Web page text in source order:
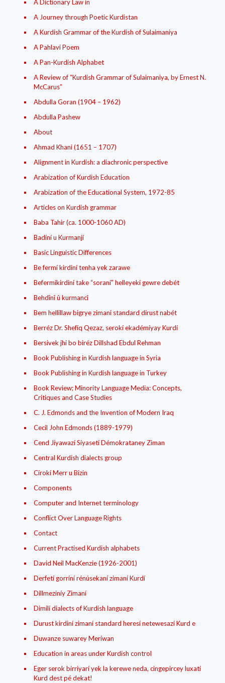
A Dictionary Law in
A Journey through Poetic Kurdistan
A Kurdish Grammar of the Kurdish of Sulaimaniya
A Pahlavi Poem
A Pan-Kurdish Alphabet
A Review of “Kurdish Grammar of Sulaimaniya, by Ernest N.
McCarus”
Abdulla Goran (1904 – 1962)
Abdulla Pashew
About
Ahmad Khani (1651 – 1707)
Alignment in Kurdish: a diachronic perspective
Arabization of Kurdish Education
Arabization of the Educational System, 1972-85
Articles on Kurdish grammar
Baba Tahir (ca. 1000-1060 AD)
Badíní u Kurmanjí
Basic Linguistic Differences
Be fermí kirdiní tenha yek zarawe
Befermíkirdiní take “soraní” helleyekí gewre debét
Behdînî û kurmancî
Bem hellillaw bigrye zimani standard dirust nabét
Berréz Dr. Shefíq Qezaz, serokí ekadémíyay Kurdí
Bersivek jhi bo biréz Dillshad Ebdul Rehman
Book Publishing in Kurdish language in Syria
Book Publishing in Kurdish language in Turkey
Book Review; Minority Language Media: Concepts,
Critiques and Case Studies
C. J. Edmonds and the Invention of Modern Iraq
Cecil John Edmonds (1889-1979)
Cend Jíyawazí Síyasetí Démokrataney Ziman
Central Kurdish dialects group
Círokí Merr u Bizin
Components
Computer and Internet terminology
Conflict Over Language Rights
Contact
Current Practised Kurdish alphabets
David Neil MacKenzie (1926-2001)
Derfetí gorríní rénúsekaní zimaní Kurdí
Dillmeziníy Zimaní
Dimilí dialects of Kurdish language
Durust kirdiní zimaní standard heresí netewesazí Kurd e
Duwanze suwarey Meríwan
Education in areas under Kurdish control
Eger serok birriyarí yek la kerewe neda, cingepircey luxatí
Kurd dest pé dekat!